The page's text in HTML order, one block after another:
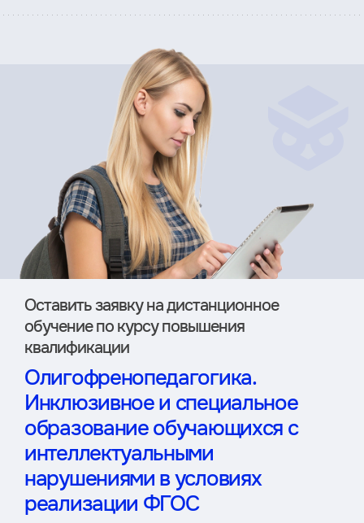
Оставить заявку на дистан­ционное
обучение по курсу повышения
квалификации
Олигофренопедагогика.
Инклюзивное и специальное
образование обучающихся с
интеллектуальными
нарушениями в условиях
реализации ФГОС